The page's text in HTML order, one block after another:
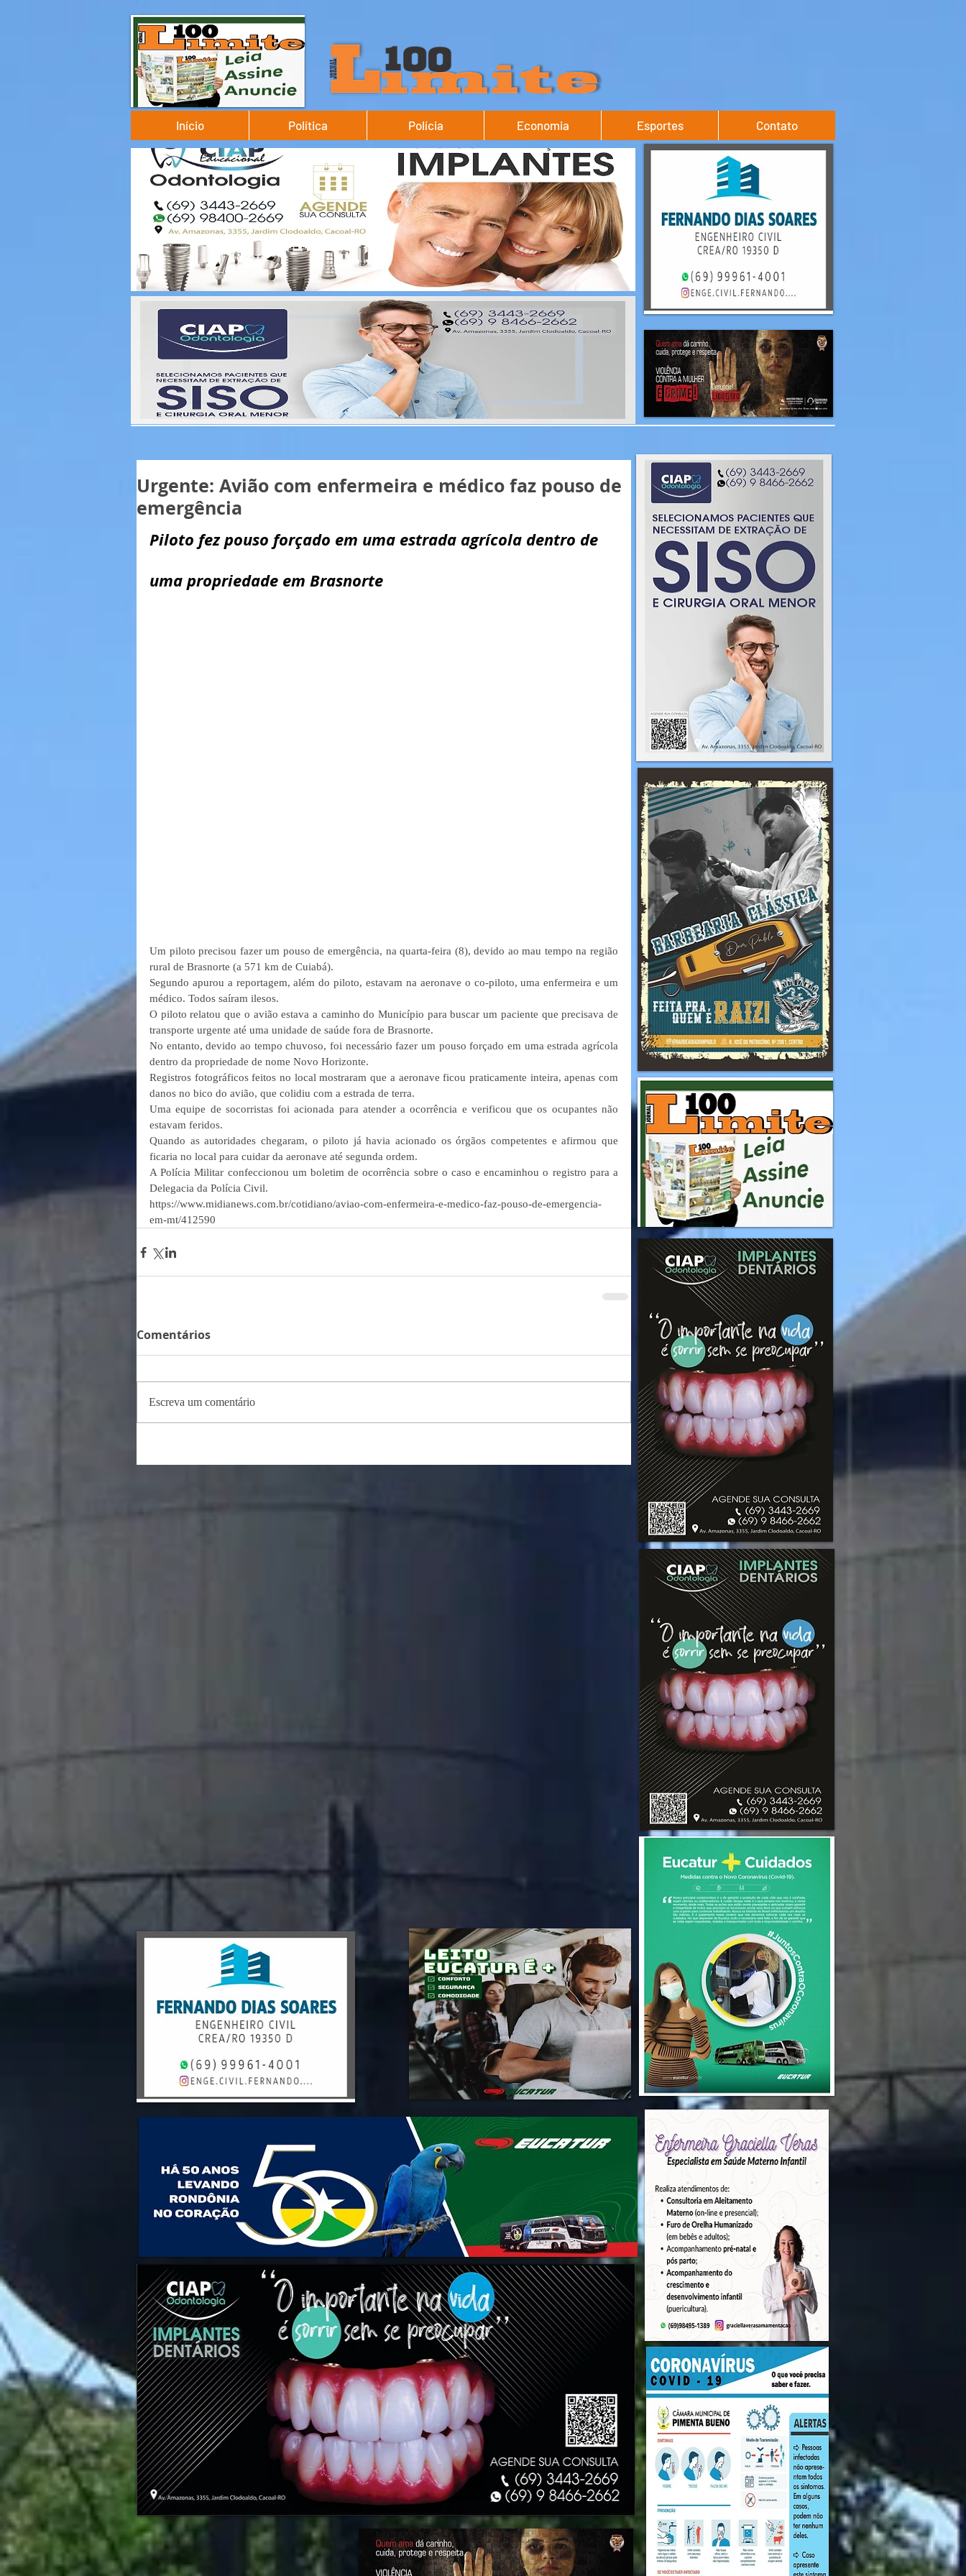
Início Política Polícia Economia Esportes Contato
Urgente: Avião com enfermeira e médico faz pouso de
emergência
Piloto fez pouso forçado em uma estrada agrícola dentro de
uma propriedade em Brasnorte
Um piloto precisou fazer um pouso de emergência, na quarta-feira (8), devido ao mau tempo na região
rural de Brasnorte (a 571 km de Cuiabá).
Segundo apurou a reportagem, além do piloto, estavam na aeronave o co-piloto, uma enfermeira e um
médico. Todos saíram ilesos.
O piloto relatou que o avião estava a caminho do Município para buscar um paciente que precisava de
transporte urgente até uma unidade de saúde fora de Brasnorte.
No entanto, devido ao tempo chuvoso, foi necessário fazer um pouso forçado em uma estrada agrícola
dentro da propriedade de nome Novo Horizonte.
Registros fotográficos feitos no local mostraram que a aeronave ficou praticamente inteira, apenas com
danos no bico do avião, que colidiu com a estrada de terra.
Uma equipe de socorristas foi acionada para atender a ocorrência e verificou que os ocupantes não
estavam feridos.
Quando as autoridades chegaram, o piloto já havia acionado os órgãos competentes e afirmou que
ficaria no local para cuidar da aeronave até segunda ordem.
A Polícia Militar confeccionou um boletim de ocorrência sobre o caso e encaminhou o registro para a
Delegacia da Polícia Civil.
https://www.midianews.com.br/cotidiano/aviao-com-enfermeira-e-medico-faz-pouso-de-emergencia-
em-mt/412590
Comentários
Escreva um comentário